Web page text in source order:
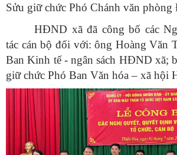
Sửu giữ chức Phó Chánh văn
HĐND xã đã công bố các
tác cán bộ đối với: ông Hoàng Văn
Ban Kinh tế - ngân sách HĐND xã;
giữ chức Phó Ban Văn hóa – xã hội